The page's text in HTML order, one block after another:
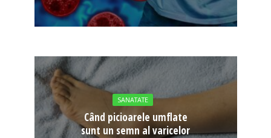
SANATATE
Când picioarele umflate
sunt un semn al varicelor